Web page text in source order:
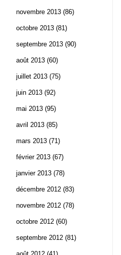
novembre 2013 (86)
octobre 2013 (81)
septembre 2013 (90)
août 2013 (60)
juillet 2013 (75)
juin 2013 (92)
mai 2013 (95)
avril 2013 (85)
mars 2013 (71)
février 2013 (67)
janvier 2013 (78)
décembre 2012 (83)
novembre 2012 (78)
octobre 2012 (60)
septembre 2012 (81)